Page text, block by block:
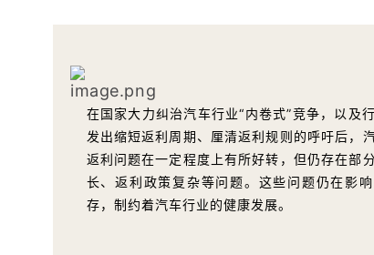
在国家大力纠治汽车行业“内卷式”竞争，以及
发出缩短返利周期、厘清返利规则的呼吁后，
返利问题在一定程度上有所好转，但仍存在部
长、返利政策复杂等问题。这些问题仍在影
存，制约着汽车行业的健康发展。